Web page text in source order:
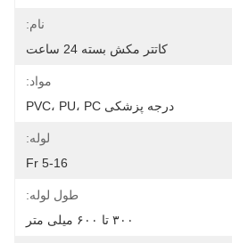
نام:
کاتتر مکش بسته 24 ساعت
مواد:
درجه پزشکی PVC، PU، PC
لوله:
5-16 Fr
طول لوله:
۳۰۰ تا ۶۰۰ میلی متر